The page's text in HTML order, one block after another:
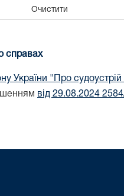
Очистити
справах
України "Про судоустрій
від 29.08.2024